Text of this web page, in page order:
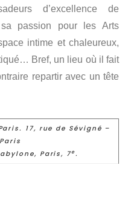
d’excellence de
sa passion pour les Arts
intime et chaleureux,
Bref, un lieu où il fait
repartir avec un tête
17, rue de Sévigné –
Paris, 7e.